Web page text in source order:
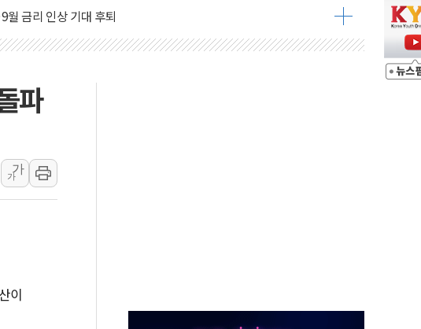
다음 주"
이상 '올스톱'… 美 해상봉쇄 영향
크에 반도체주 '활짝'
려 후퇴…나스닥 선물 1%대 상승
결
드플레어·태양광주↑ VS 트레이드데스크·웬디스↓
톤 낮춰
항시 '시끌'
…수도권 집중 완화 전환점"
재… "전폭적 공급 확대·속도전 총력"
파
가
가
이